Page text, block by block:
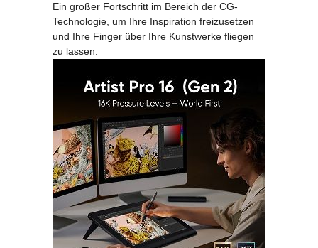
Ein großer Fortschritt im Bereich der CG-
Technologie, um Ihre Inspiration freizusetzen
und Ihre Finger über Ihre Kunstwerke fliegen
zu lassen.